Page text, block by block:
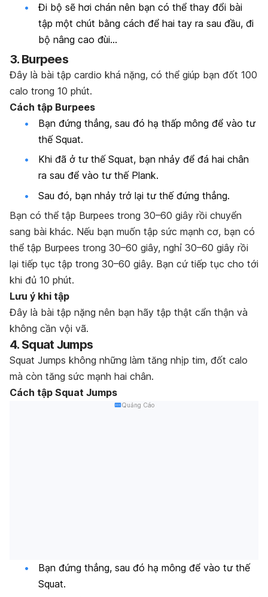
Đi bộ sẽ hơi chán nên bạn có thể thay đổi bài
tập một chút bằng cách để hai tay ra sau đầu, đi
bộ nâng cao đùi…
3. Burpees
Đây là bài tập cardio khá nặng, có thể giúp bạn đốt 100
calo trong 10 phút.
Cách tập Burpees
Bạn đứng thẳng, sau đó hạ thấp mông để vào tư
thế Squat.
Khi đã ở tư thế Squat, bạn nhảy để đá hai chân
ra sau để vào tư thế Plank.
Sau đó, bạn nhảy trở lại tư thế đứng thẳng.
Bạn có thể tập Burpees trong 30–60 giây rồi chuyển
sang bài khác. Nếu bạn muốn tập sức mạnh cơ, bạn có
thể tập Burpees trong 30–60 giây, nghỉ 30–60 giây rồi
lại tiếp tục tập trong 30–60 giây. Bạn cứ tiếp tục cho tới
khi đủ 10 phút.
Lưu ý khi tập
Đây là bài tập nặng nên bạn hãy tập thật cẩn thận và
không cần vội vã.
4. Squat Jumps
Squat Jumps không những làm tăng nhịp tim, đốt calo
mà còn tăng sức mạnh hai chân.
Cách tập Squat Jumps
Quảng Cáo
Bạn đứng thẳng, sau đó hạ mông để vào tư thế
Squat.